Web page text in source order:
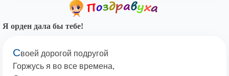
Я орден дала бы тебе!
Своей дорогой подругой
Горжусь я во все времена,